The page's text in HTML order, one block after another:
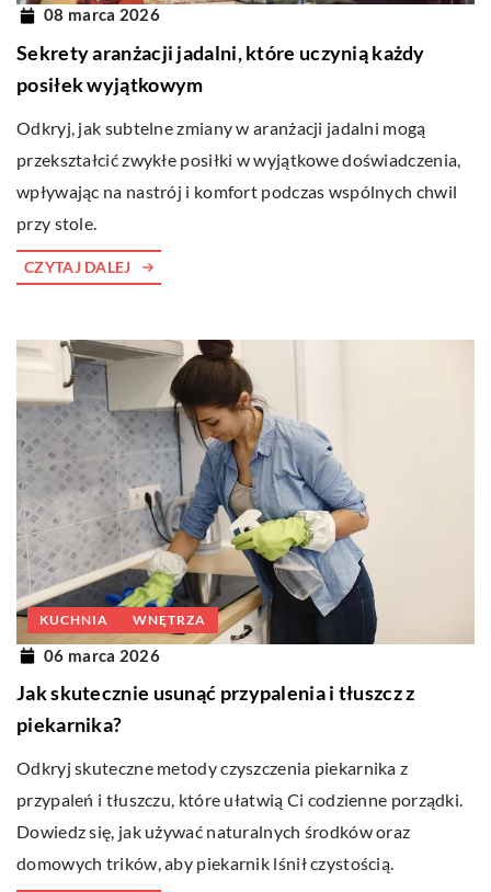
08 marca 2026
Sekrety aranżacji jadalni, które uczynią każdy
posiłek wyjątkowym
Odkryj, jak subtelne zmiany w aranżacji jadalni mogą
przekształcić zwykłe posiłki w wyjątkowe doświadczenia,
wpływając na nastrój i komfort podczas wspólnych chwil
przy stole.
CZYTAJ DALEJ
KUCHNIA WNĘTRZA
06 marca 2026
Jak skutecznie usunąć przypalenia i tłuszcz z
piekarnika?
Odkryj skuteczne metody czyszczenia piekarnika z
przypaleń i tłuszczu, które ułatwią Ci codzienne porządki.
Dowiedz się, jak używać naturalnych środków oraz
domowych trików, aby piekarnik lśnił czystością.